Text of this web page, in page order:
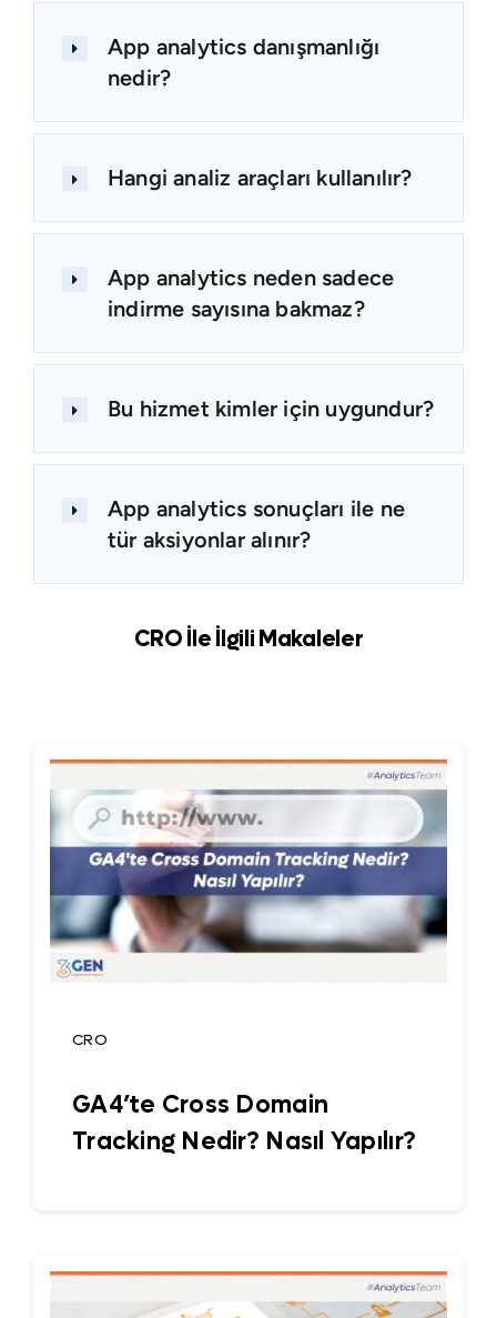
App analytics danışmanlığı
nedir?
Hangi analiz araçları kullanılır?
App analytics neden sadece
indirme sayısına bakmaz?
Bu hizmet kimler için uygundur?
App analytics sonuçları ile ne
tür aksiyonlar alınır?
CRO İle İlgili Makaleler
CRO
GA4’te Cross Domain
Tracking Nedir? Nasıl Yapılır?